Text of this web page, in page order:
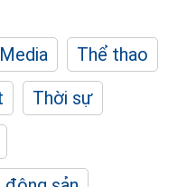
Media
Thể thao
Thời sự